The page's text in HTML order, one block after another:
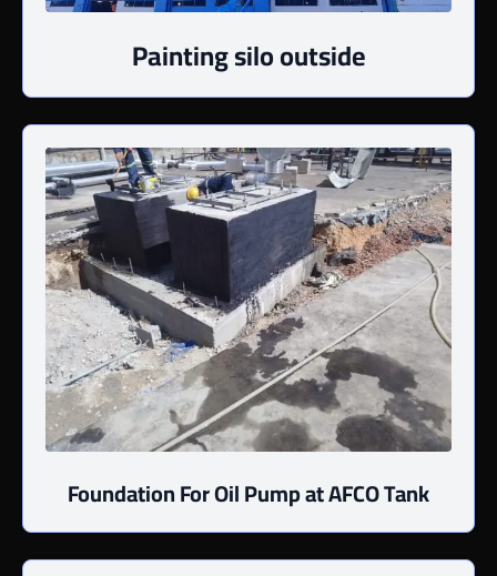
Painting silo outside
Foundation For Oil Pump at AFCO Tank